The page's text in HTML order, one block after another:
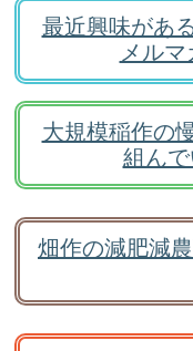
最近興味があ
メル
大規模稲作の
組ん
畑作の減肥減